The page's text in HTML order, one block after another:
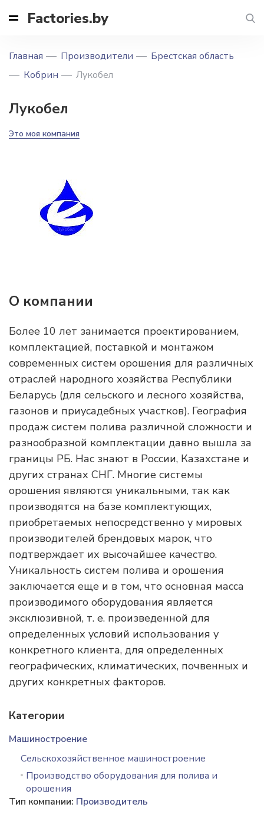
Factories.by
Главная Производители
Брестская область
Кобрин
Лукобел
Лукобел
Это моя компания
О компании
Более 10 лет занимается проектированием,
комплектацией, поставкой и монтажом
современных систем орошения для различных
отраслей народного хозяйства Республики
Беларусь (для сельского и лесного хозяйства,
газонов и приусадебных участков). География
продаж систем полива различной сложности и
разнообразной комплектации давно вышла за
границы РБ. Нас знают в России, Казахстане и
других странах СНГ. Многие системы
орошения являются уникальными, так как
производятся на базе комплектующих,
приобретаемых непосредственно у мировых
производителей брендовых марок, что
подтверждает их высочайшее качество.
Уникальность систем полива и орошения
заключается еще и в том, что основная масса
производимого оборудования является
эксклюзивной, т. е. произведенной для
определенных условий использования у
конкретного клиента, для определенных
географических, климатических, почвенных и
других конкретных факторов.
Категории
Машиностроение
Сельскохозяйственное машиностроение
Производство оборудования для полива и
орошения
Тип компании: Производитель